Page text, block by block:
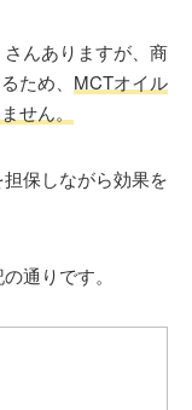
さんありますが、商
ため、 MCTオイル
せん。
保しながら効果を
通りです。